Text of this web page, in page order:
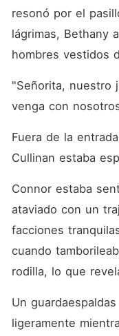
resonó por el
lágrimas, Bethany
hombres vestidos
"Señorita, nuestro
venga con
Fuera de la
Cullinan estaba
Connor estaba
ataviado con un
facciones
cuando
rodilla, lo que
Un
ligeramente